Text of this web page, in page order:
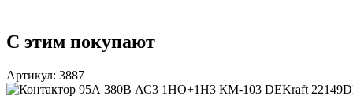
С этим покупают
Артикул: 3887